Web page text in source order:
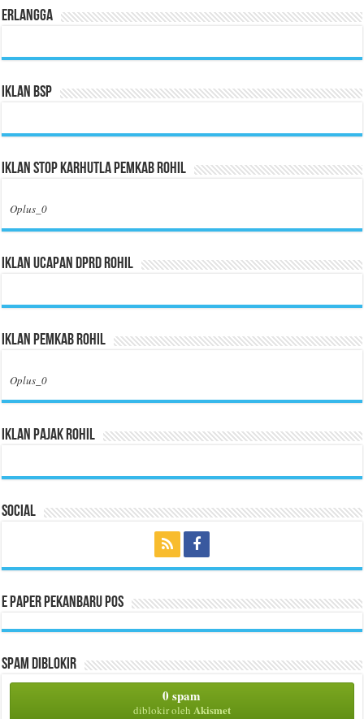
Erlangga
Iklan BSP
Iklan Stop Karhutla Pemkab Rohil
Oplus_0
Iklan Ucapan DPRD Rohil
Iklan Pemkab Rohil
Oplus_0
Iklan Pajak Rohil
Social
E Paper Pekanbaru Pos
Spam Diblokir
0 spam
diblokir oleh Akismet